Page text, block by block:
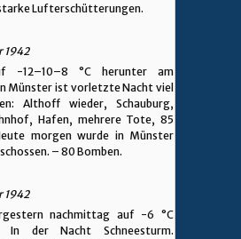
Lufterschütterungen.
1942
-12–10–8 °C herunter am
Münster ist vorletzte Nacht viel
Althoff wieder, Schauburg,
Hafen, mehrere Tote, 85
morgen wurde in Münster
– 80 Bomben.
1942
nachmittag auf -6 °C
In der Nacht Schneesturm.